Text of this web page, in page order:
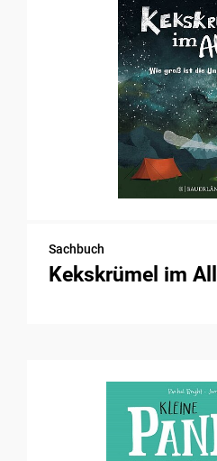
Sachbuch
Kekskrümel im All